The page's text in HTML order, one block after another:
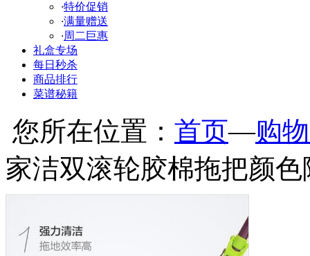
·特价促销
·满量赠送
·周二巨惠
礼盒专场
每日秒杀
商品排行
菜谱秘籍
您所在位置： 首页—购
家洁双滚轮胶棉拖把颜色